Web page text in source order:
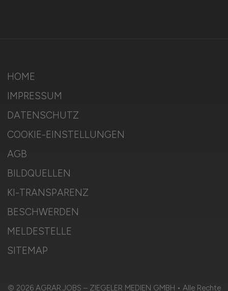
HOME
IMPRESSUM
DATENSCHUTZ
COOKIE-EINSTELLUNGEN
AGB
BILDQUELLEN
KI-TRANSPARENZ
BESCHWERDEN
MELDESTELLE
SITEMAP
© 2026 AGRAR.JOBS – ZIEGELER MEDIEN GMBH • Alle Rechte